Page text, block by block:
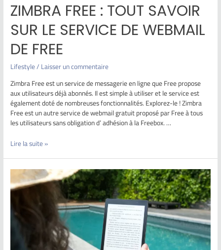
ZIMBRA FREE : TOUT SAVOIR
SUR LE SERVICE DE WEBMAIL
DE FREE
Lifestyle/Laisser un commentaire
Zimbra Free est un service de messagerie en ligne que Free propose
aux utilisateurs déjà abonnés. Il est simple à utiliser et le service est
également doté de nombreuses fonctionnalités. Explorez-le ! Zimbra
Free est un autre service de webmail gratuit proposé par Free à tous
les utilisateurs sans obligation d’ adhésion à la Freebox. …
Lire la suite »